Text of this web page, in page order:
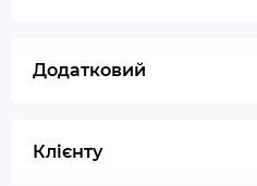
Додатковий
Клієнту